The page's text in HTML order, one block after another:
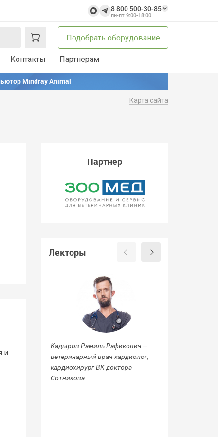
8 800 500-30-85
пн-пт 9:00-18:00
Подобрать оборудование
Контакты Партнерам
Mindray Animal
Карта сайта
Партнер
Лекторы
Кадыров Рамиль Рафикович —
ветеринарный врач-кардиолог,
кардиохирург ВК доктора
Сотникова
и